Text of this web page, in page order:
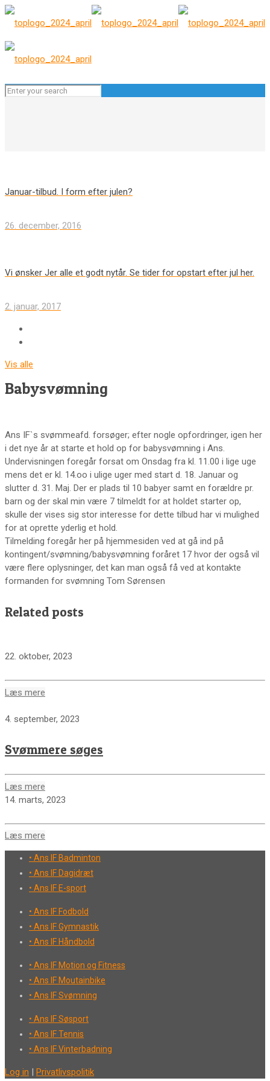
Januar-tilbud. I form efter julen?
26. december, 2016
Vi ønsker Jer alle et godt nytår. Se tider for opstart efter jul her.
2. januar, 2017
Vis alle
Babysvømning
Ans IF`s svømmeafd. forsøger; efter nogle opfordringer, igen her
i det nye år at starte et hold op for babysvømning i Ans.
Undervisningen foregår forsat om Onsdag fra kl. 11.00 i lige uge
mens det er kl. 14.oo i ulige uger med start d. 18. Januar og
slutter d. 31. Maj. Der er plads til 10 babyer samt en forældre pr.
barn og der skal min være 7 tilmeldt for at holdet starter op,
skulle der vises sig stor interesse for dette tilbud har vi mulighed
for at oprette yderlig et hold.
Tilmelding foregår her på hjemmesiden ved at gå ind på
kontingent/svømning/babysvømning foråret 17 hvor der også vil
være flere oplysninger, det kan man også få ved at kontakte
formanden for svømning Tom Sørensen
Related posts
22. oktober, 2023
Læs mere
4. september, 2023
Svømmere søges
Læs mere
14. marts, 2023
Læs mere
• Ans IF Badminton
• Ans IF Dagidræt
• Ans IF E-sport
• Ans IF Fodbold
• Ans IF Gymnastik
• Ans IF Håndbold
• Ans IF Motion og Fitness
• Ans IF Moutainbike
• Ans IF Svømning
• Ans IF Søsport
• Ans IF Tennis
• Ans IF Vinterbadning
Log in | Privatlivspolitik